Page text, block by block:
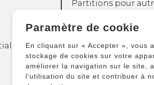
Partitions pour
Partitions pour
ensembles
Autres produits
Paramètre de cookie
En cliquant sur « Accepter », vous
stockage de cookies sur votre
améliorer la navigation sur le site,
l’utilisation du site et contribuer à